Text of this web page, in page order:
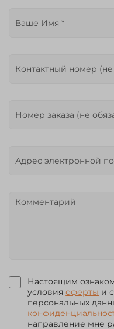
Настоящим
условияоферты и
персональных
направление мне